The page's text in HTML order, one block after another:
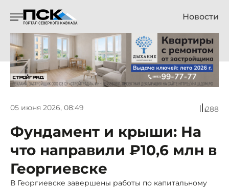
Новости
05 июня 2026, 08:49 288
Фундамент и крыши: На
что направили ₽10,6 млн в
Георгиевске
В Георгиевске завершены работы по капитальному